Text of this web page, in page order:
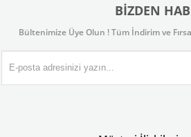
BIZDEN
Bültenimize Üye Olun ! Tüm İndirim ve